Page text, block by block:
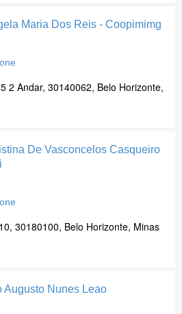
Maria Dos Reis - Coopimimg
2 Andar, 30140062, Belo Horizonte,
De Vasconcelos Casqueiro
30180100, Belo Horizonte, Minas
Augusto Nunes Leao